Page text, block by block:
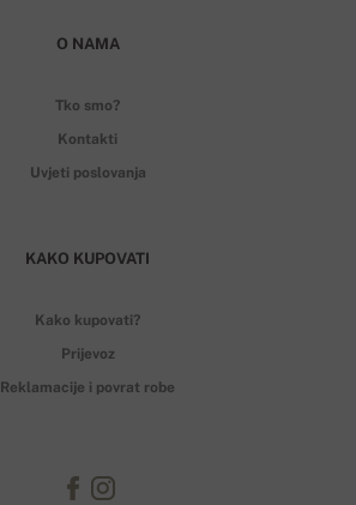
O NAMA
Tko smo?
Kontakti
Uvjeti poslovanja
KAKO KUPOVATI
Kako kupovati?
Prijevoz
Reklamacije i povrat robe